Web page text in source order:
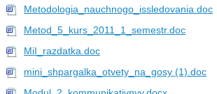
Metodologia_nauchnogo_issledovania.doc
Metod_5_kurs_2011_1_semestr.doc
MiI_razdatka.doc
mini_shpargalka_otvety_na_gosy (1).doc